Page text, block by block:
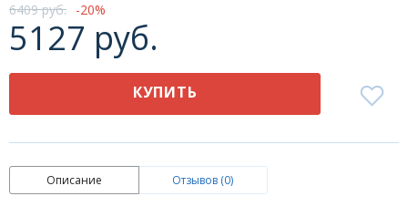
6409 руб. 20
5127 руб.
КУПИТЬ
Описание Отзывов (0)